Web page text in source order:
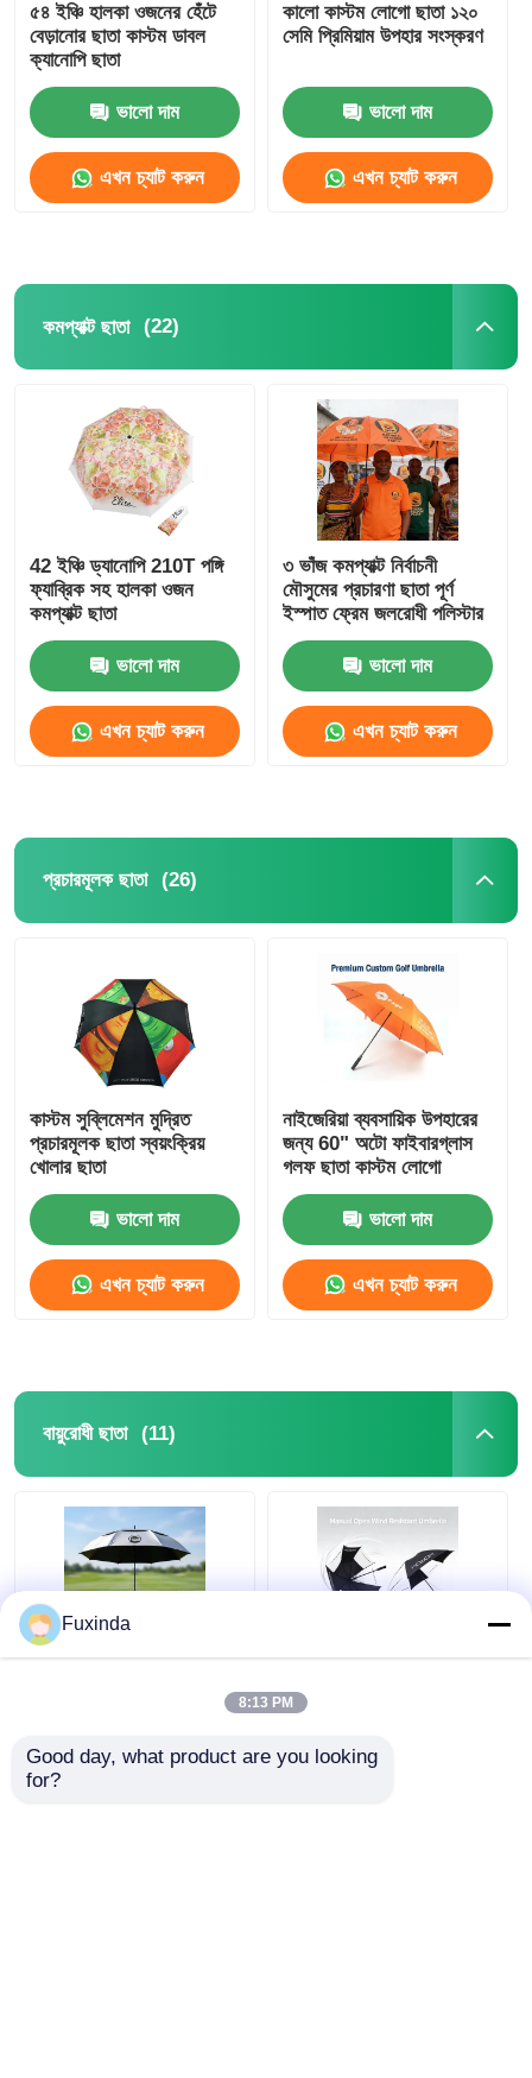
৫৪ ইঞ্চি হালকা ওজনের হেঁটে
বেড়ানোর ছাতা কাস্টম ডাবল
ক্যানোপি ছাতা
ভালো দাম
এখন চ্যাট করুন
কালো কাস্টম লোগো ছাতা ১২০
সেমি প্রিমিয়াম উপহার সংস্করণ
ভালো দাম
এখন চ্যাট করুন
কমপ্যাক্ট ছাতা (22)
42 ইঞ্চি ড্যানোপি 210T পঙ্গি
ফ্যাব্রিক সহ হালকা ওজন
কমপ্যাক্ট ছাতা
ভালো দাম
এখন চ্যাট করুন
৩ ভাঁজ কমপ্যাক্ট নির্বাচনী
মৌসুমের প্রচারণা ছাতা পূর্ণ
ইস্পাত ফ্রেম জলরোধী পলিস্টার
ভালো দাম
এখন চ্যাট করুন
প্রচারমূলক ছাতা (26)
কাস্টম সুব্লিমেশন মুদ্রিত
প্রচারমূলক ছাতা স্বয়ংক্রিয়
খোলার ছাতা
ভালো দাম
এখন চ্যাট করুন
নাইজেরিয়া ব্যবসায়িক উপহারের
জন্য 60" অটো ফাইবারগ্লাস
গলফ ছাতা কাস্টম লোগো
ভালো দাম
এখন চ্যাট করুন
বায়ুরোধী ছাতা (11)
ভালো দাম
60 ইঞ্চি বড় ছাতা
ভালো দাম
Fuxinda
8:13 PM
Good day, what product are you looking
for?